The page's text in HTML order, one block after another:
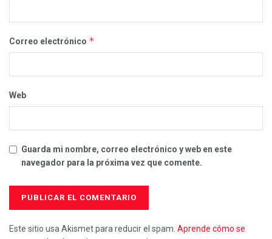
Correo electrónico *
Web
Guarda mi nombre, correo electrónico y web en este
navegador para la próxima vez que comente.
Este sitio usa Akismet para reducir el spam. Aprende cómo se